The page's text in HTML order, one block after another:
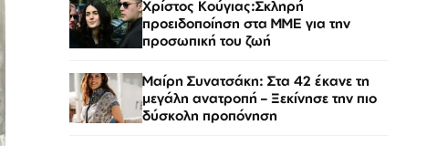
Χρίστος Κούγιας:Σκληρή
προειδοποίηση στα ΜΜΕ για την
προσωπική του ζωή
Μαίρη Συνατσάκη: Στα 42 έκανε τη
μεγάλη ανατροπή – Ξεκίνησε την πιο
δύσκολη προπόνηση